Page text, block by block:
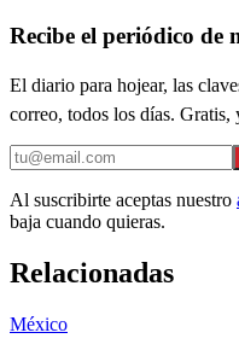
Recibe el periódico de
El diario para hojear, las
correo, todos los días. Gratis,
Al suscribirte aceptas nuestro
baja cuando quieras.
Relacionadas
México